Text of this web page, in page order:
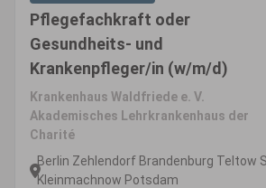
Pflegefachkraft oder
Gesundheits- und
Krankenpfleger/in (w/m/d)
Krankenhaus Waldfriede e. V.
Akademisches Lehrkrankenhaus der
Charité
Berlin Zehlendorf Brandenburg Teltow
Kleinmachnow Potsdam